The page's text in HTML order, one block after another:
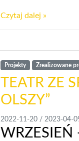
Czytaj dalej »
Projekty Zrealizowane
TEATR ZE
OLSZY”
2022-11-20 / 2023-04-
WRZESIEŃ